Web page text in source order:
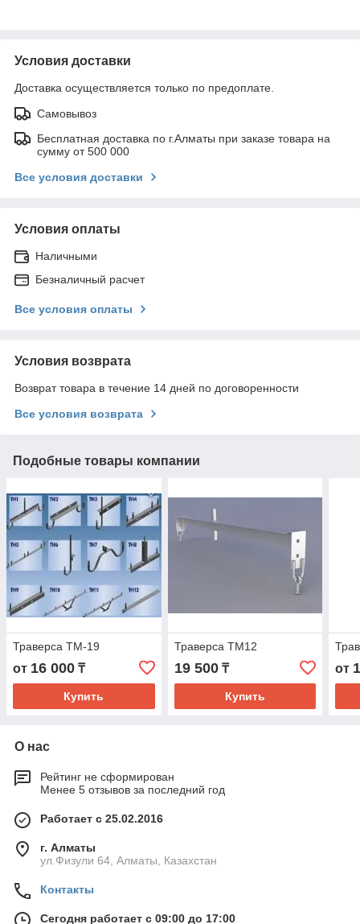
Условия доставки
Доставка осуществляется только по предоплате.
Самовывоз
Бесплатная доставка по г.Алматы при заказе товара на
сумму от 500 000
Все условия доставки
Условия оплаты
Наличными
Безналичный расчет
Все условия оплаты
Условия возврата
Возврат товара в течение 14 дней по договоренности
Все условия возврата
Подобные товары компании
Траверса ТМ-19
от 16 000 ₸
Купить
Траверса ТМ12
19 500₸
Купить
от
О нас
Рейтинг не сформирован
Менее 5 отзывов за последний год
Работает с 25.02.2016
г. Алматы
ул.Физули 64, Алматы, Казахстан
Контакты
Сегодня работает с 09:00 до 17:00